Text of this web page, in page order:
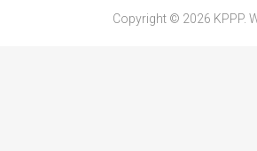
Copyright © 2026 KPPP.